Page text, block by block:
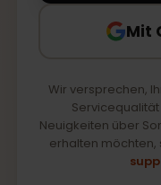
Mit
Wir versprechen,
Neuigkeiten über
erhalten möchten,